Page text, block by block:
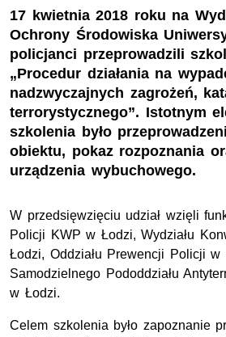
17 kwietnia 2018 roku na
Ochrony Środowiska
policjanci przeprowadzili
„Procedur działania na
nadzwyczajnych zagrożeń,
terrorystycznego”. Istotnym
szkolenia było
obiektu, pokaz rozpoznania
urządzenia wybuchowego.
W przedsięwzięciu udział wzięli
Policji KWP w Łodzi, Wydziału
Łodzi, Oddziału Prewencji Policji w
Samodzielnego Pododdziału
w Łodzi.
Celem szkolenia było zapoznanie